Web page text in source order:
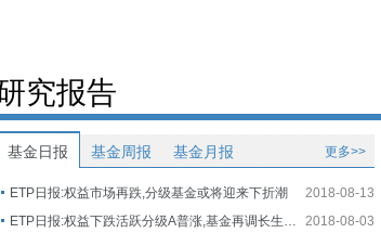
究报告
基金日报 基金周报 基金月报 更多>>
2018-08-13
ETP日报:权益市场再跌,分级基金或将迎来下折潮
2018-08-03
ETP日报:权益下跌活跃分级A普涨,基金再调长生生物估值